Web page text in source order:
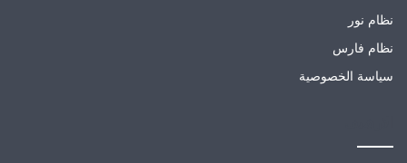
نظام نور
نظام فارس
سياسة الخصوصية